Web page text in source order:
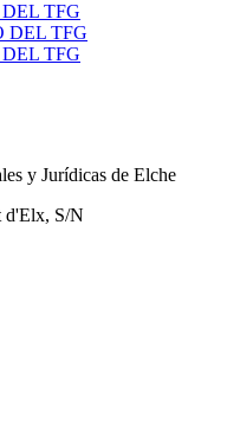
TFG
DEL TFG
TFG
y Jurídicas de Elche
d'Elx, S/N